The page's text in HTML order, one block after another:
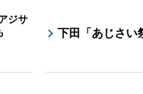
ジサ
下田「あじさい